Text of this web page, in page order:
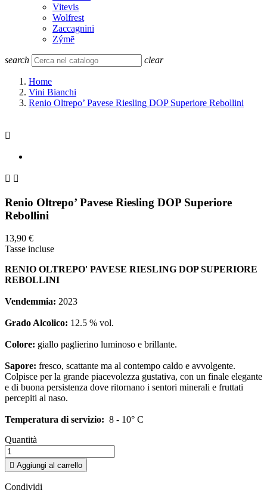
Vitevis
Wolfrest
Zaccagnini
Zýmē
search clear
Home
Vini Bianchi
Renio Oltrepo’ Pavese Riesling DOP Superiore Rebollini

 
Renio Oltrepo’ Pavese Riesling DOP Superiore
Rebollini
13,90 €
Tasse incluse
RENIO OLTREPO' PAVESE RIESLING DOP SUPERIORE
REBOLLINI
Vendemmia: 2023
Grado Alcolico: 12.5 % vol.
Colore: giallo paglierino luminoso e brillante.
Sapore: fresco, scattante ma al contempo caldo e avvolgente.
Colpisce per la grande piacevolezza gustativa, con un finale elegante
e di buona persistenza dove ritornano i sentori minerali e fruttati
percepiti al naso.
Temperatura di servizio: 8 - 10° C
Quantità
 Aggiungi al carrello
Condividi